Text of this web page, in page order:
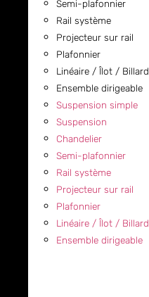
Semi-plafonnier
Rail système
Projecteur sur rail
Plafonnier
Linéaire / Îlot / Billard
Ensemble dirigeable
Suspension simple
Suspension
Chandelier
Semi-plafonnier
Rail système
Projecteur sur rail
Plafonnier
Linéaire / Îlot / Billard
Ensemble dirigeable